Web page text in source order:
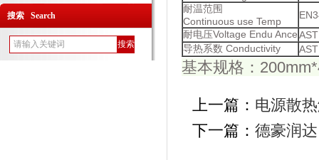
搜索 Search
耐温范围
Continuous use Temp
耐电压Voltage Endu Ance
导热系数 Conductivity
基本规格：
上一篇： 电源散
下一篇： 德豪润达